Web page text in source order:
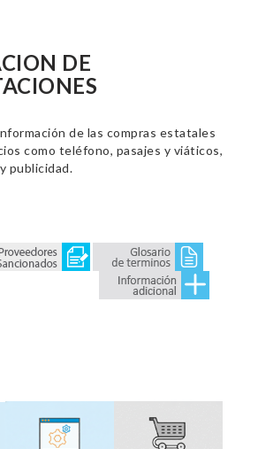
DE
de las compras estatales
como teléfono, pasajes y viáticos,
publicidad.